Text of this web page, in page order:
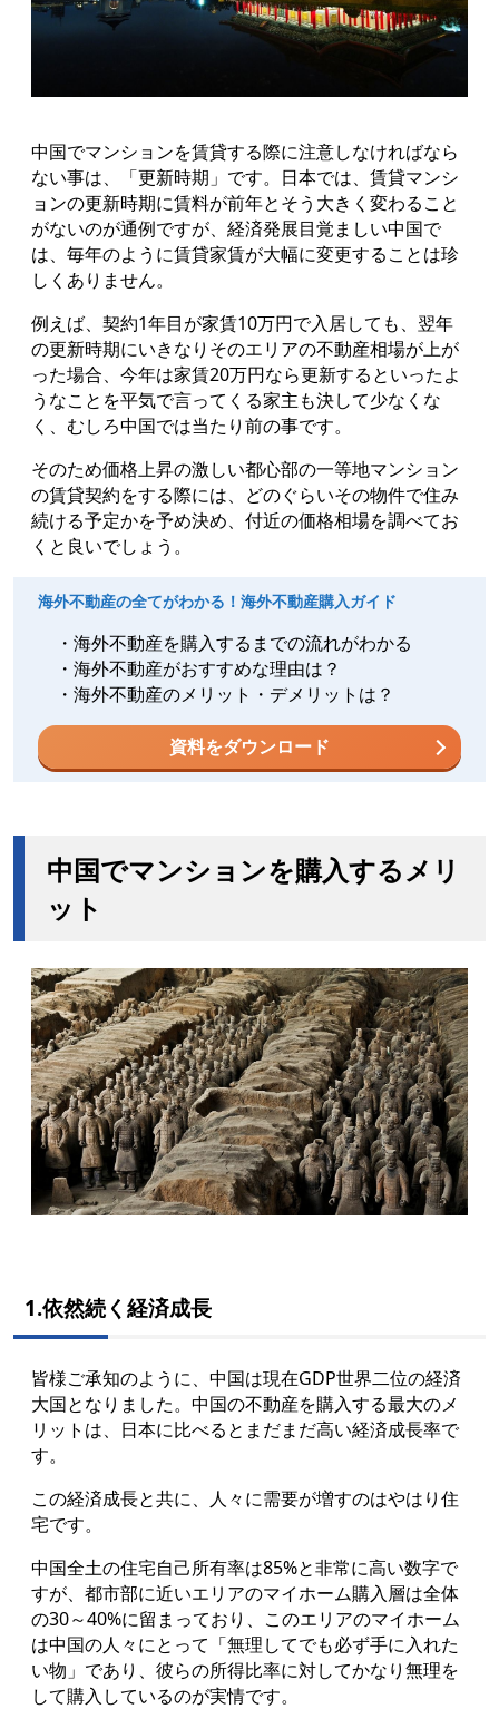
中国でマンションを賃貸する際に注意しなければなら
ない事は、「更新時期」です。日本では、賃貸マンシ
ョンの更新時期に賃料が前年とそう大きく変わること
がないのが通例ですが、経済発展目覚ましい中国で
は、毎年のように賃貸家賃が大幅に変更することは珍
しくありません。
例えば、契約1年目が家賃10万円で入居しても、翌年
の更新時期にいきなりそのエリアの不動産相場が上が
った場合、今年は家賃20万円なら更新するといったよ
うなことを平気で言ってくる家主も決して少なくな
く、むしろ中国では当たり前の事です。
そのため価格上昇の激しい都心部の一等地マンション
の賃貸契約をする際には、どのぐらいその物件で住み
続ける予定かを予め決め、付近の価格相場を調べてお
くと良いでしょう。
海外不動産の全てがわかる！海外不動産購入ガイド
・海外不動産を購入するまでの流れがわかる
・海外不動産がおすすめな理由は？
・海外不動産のメリット・デメリットは？
資料をダウンロード
中国でマンションを購入するメリ
ット
1.依然続く経済成長
皆様ご承知のように、中国は現在GDP世界二位の経済
大国となりました。中国の不動産を購入する最大のメ
リットは、日本に比べるとまだまだ高い経済成長率で
す。
この経済成長と共に、人々に需要が増すのはやはり住
宅です。
中国全土の住宅自己所有率は85%と非常に高い数字で
すが、都市部に近いエリアのマイホーム購入層は全体
の30～40%に留まっており、このエリアのマイホーム
は中国の人々にとって「無理してでも必ず手に入れた
い物」であり、彼らの所得比率に対してかなり無理を
して購入しているのが実情です。